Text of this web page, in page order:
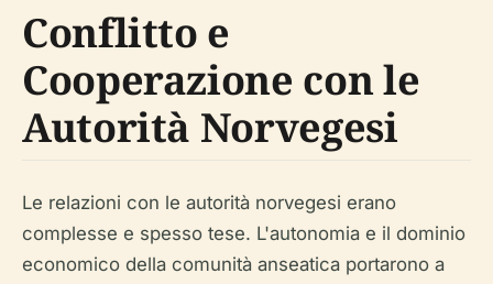
Conflitto e
Cooperazione con le
Autorità Norvegesi
Le relazioni con le autorità norvegesi erano
complesse e spesso tese. L'autonomia e il dominio
economico della comunità anseatica portarono a